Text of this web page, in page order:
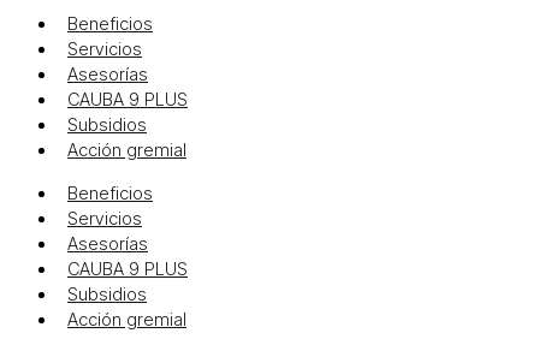
Beneficios
Servicios
Asesorías
CAUBA 9 PLUS
Subsidios
Acción gremial
Beneficios
Servicios
Asesorías
CAUBA 9 PLUS
Subsidios
Acción gremial